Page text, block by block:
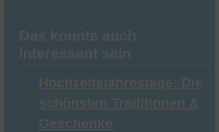
Das könnte auch
interessent sein
Hochzeitsjahrestage: Die
schönsten Traditionen &
Geschenke